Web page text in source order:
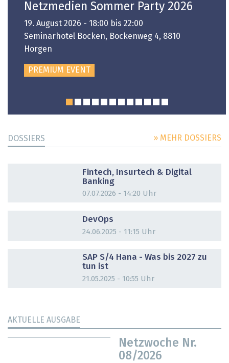
Netzmedien Sommer Party 2026
19. August 2026 - 18:00 bis 22:00
Seminarhotel Bocken, Bockenweg 4, 8810
Horgen
PREMIUM EVENT
DOSSIERS » MEHR DOSSIERS
Fintech, Insurtech & Digital
Banking
07.07.2026 - 14:20 Uhr
DevOps
24.06.2025 - 11:15 Uhr
SAP S/4 Hana - Was bis 2027 zu
tun ist
21.05.2025 - 10:55 Uhr
AKTUELLE AUSGABE
Netzwoche Nr.
08/2026